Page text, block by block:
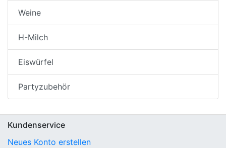
Weine
H-Milch
Eiswürfel
Partyzubehör
Kundenservice
Neues Konto erstellen